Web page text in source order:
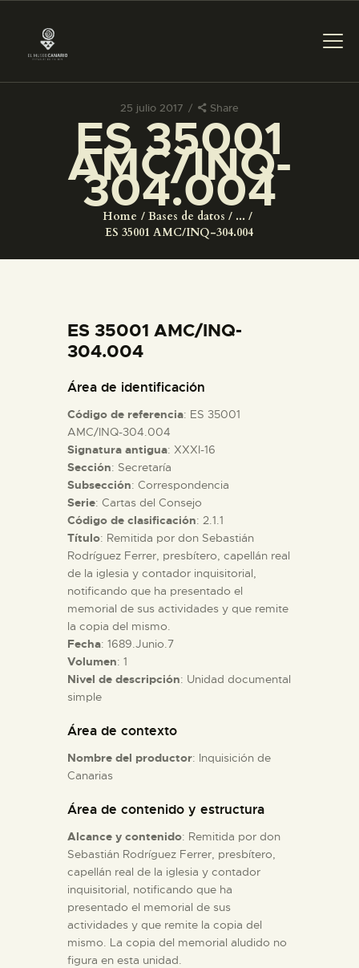
25 julio 2017 Share
ES 35001
AMC/INQ-
304.004
Home Bases de datos
...
ES 35001 AMC/INQ-304.004
PREPARAR LA VISITA
ACTIVIDADES
COLECCIONES
ESPAÑOL
PREPARAR LA VISITA
ACTIVIDADES
█
EL MUSEO
COLECCIONES
ESPAÑOL
ES 35001 AMC/INQ-
304.004
Área de identificación
Código de referencia: ES 35001
AMC/INQ-304.004
Signatura antigua: XXXI-16
Sección: Secretaría
Subsección: Correspondencia
Serie: Cartas del Consejo
Código de clasificación: 2.1.1
Título: Remitida por don Sebastián
Rodríguez Ferrer, presbítero, capellán real
de la iglesia y contador inquisitorial,
notificando que ha presentado el
memorial de sus actividades y que remite
la copia del mismo.
Fecha: 1689.Junio.7
Volumen: 1
Nivel de descripción: Unidad documental
simple
Área de contexto
Nombre del productor: Inquisición de
Canarias
Área de contenido y estructura
Alcance y contenido: Remitida por don
Sebastián Rodríguez Ferrer, presbítero,
capellán real de la iglesia y contador
inquisitorial, notificando que ha
presentado el memorial de sus
actividades y que remite la copia del
mismo. La copia del memorial aludido no
figura en esta unidad.